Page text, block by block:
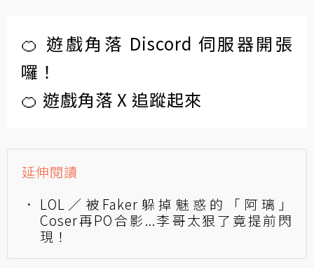
🍊 遊戲角落 Discord 伺服器開張
囉！
🍊 遊戲角落 X 追蹤起來
延伸閱讀
LOL／被Faker躲掉魅惑的「阿璃」
Coser再PO合影...李哥太狠了竟提前閃
現！